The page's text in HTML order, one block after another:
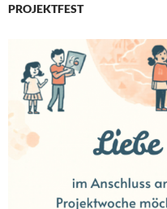
PROJEKTFEST